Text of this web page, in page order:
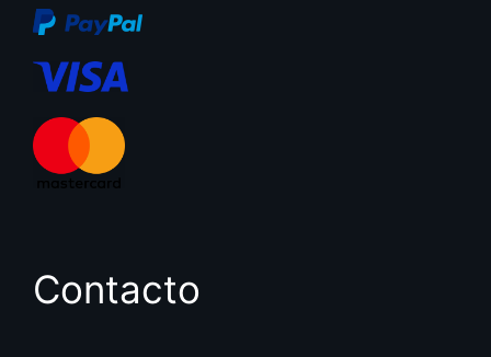
Contacto